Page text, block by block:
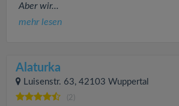
Aber wir...
mehr lesen
Alaturka
Luisenstr. 63, 42103 Wuppertal
(2)